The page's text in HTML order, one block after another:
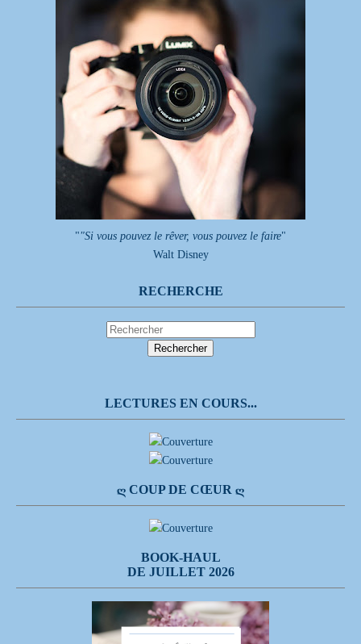
""Si vous pouvez le rêver, vous pouvez le faire"
Walt Disney
RECHERCHE
LECTURES EN COURS...
Ღ COUP DE CŒUR Ღ
BOOK-HAUL
DE JUILLET 2026